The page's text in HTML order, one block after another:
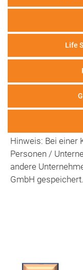
Life
Hinweis: Bei einer
Personen /
andere
GmbH gespeichert.